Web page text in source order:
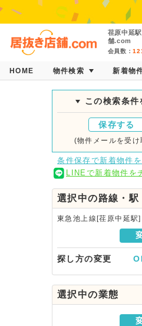
荏原中延
舗.com
会員数：
HOME 物件検索 新着物
この検索条件
保存する
(物件メールを受け
条件保存で新着物件を
LINEで新着物件を
選択中の路線・駅
東急池上線[荏原中延駅]
探し方の変更
駅・路線か
地域から探
選択中の業態